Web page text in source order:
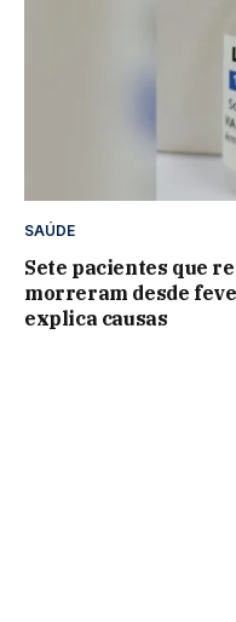
SAÚDE
Sete pacientes que
morreram desde
explica causas